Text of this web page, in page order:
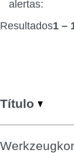
alertas:
Resultados1 –
Título